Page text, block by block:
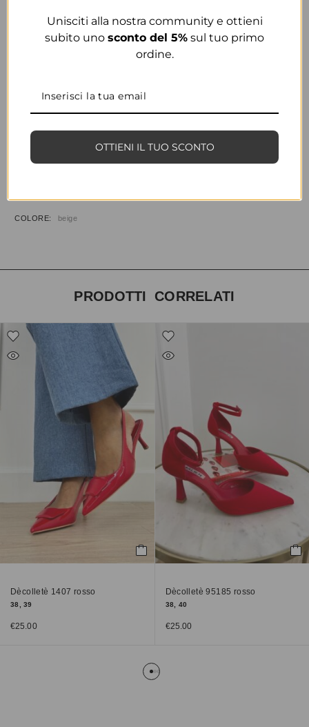
COLORE
AGGIUNGI ALLA WISHLIST
INFORMAZIONI AGGIUNTIVE
COLORE beige
PRODOTTI CORRELATI
Dècolletè 1407 rosso
38, 39
€25.00
Dècolletè 95185 rosso
38, 40
€25.00
Unisciti alla nostra community e ottieni
subito uno sconto del 5% sul tuo primo
ordine.
OTTIENI IL TUO SCONTO